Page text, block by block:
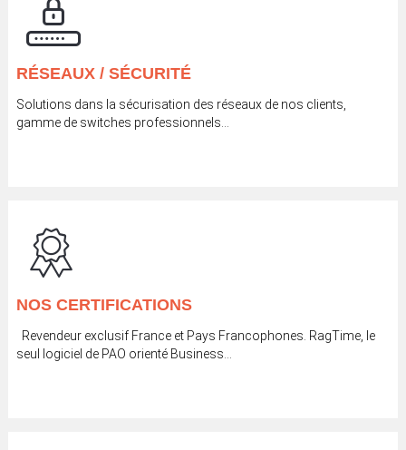
RÉSEAUX / SÉCURITÉ
Solutions dans la sécurisation des réseaux de nos clients,
gamme de switches professionnels…
NOS CERTIFICATIONS
Revendeur exclusif France et Pays Francophones. RagTime, le
seul logiciel de PAO orienté Business...